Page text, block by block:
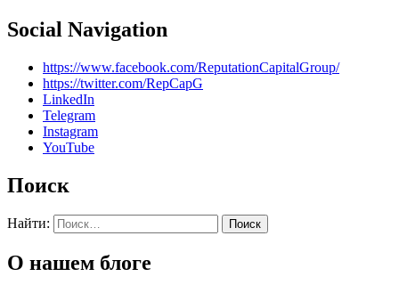
Social Navigation
https://www.facebook.com/ReputationCapitalGroup/
https://twitter.com/RepCapG
LinkedIn
Telegram
Instagram
YouTube
Поиск
Найти:
О нашем блоге